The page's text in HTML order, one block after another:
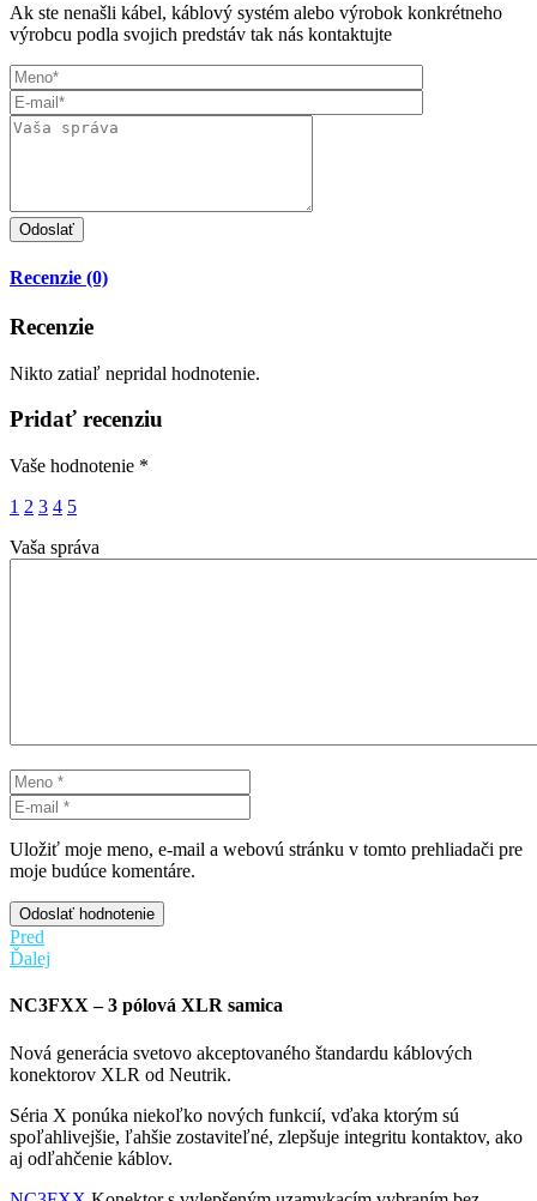
Ak ste nenašli kábel, káblový systém alebo výrobok konkrétneho
výrobcu podla svojich predstáv tak nás kontaktujte
Recenzie (0)
Recenzie
Nikto zatiaľ nepridal hodnotenie.
Pridať recenziu
Vaše hodnotenie *
1 2 3 4 5
Vaša správa
Uložiť moje meno, e-mail a webovú stránku v tomto prehliadači pre
moje budúce komentáre.
Odoslať hodnotenie
Pred
Ďalej
NC3FXX – 3 pólová XLR samica
Nová generácia svetovo akceptovaného štandardu káblových
konektorov XLR od Neutrik.
Séria X ponúka niekoľko nových funkcií, vďaka ktorým sú
spoľahlivejšie, ľahšie zostaviteľné, zlepšuje integritu kontaktov, ako
aj odľahčenie káblov.